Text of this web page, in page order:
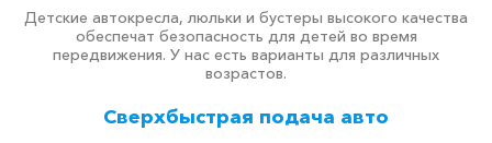
Детские автокресла, люльки и бустеры высокого качества
обеспечат безопасность для детей во время
передвижения. У нас есть варианты для различных
возрастов.
Сверхбыстрая подача авто